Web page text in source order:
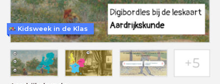
Kidsweek in de Klas